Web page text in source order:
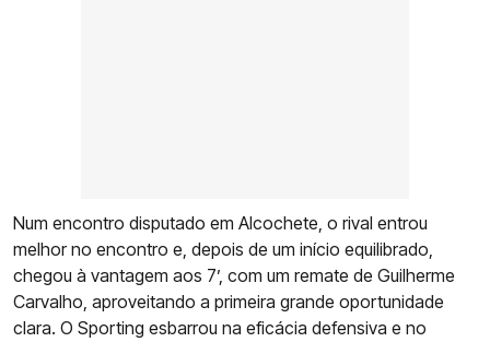
Num encontro disputado em Alcochete, o rival entrou
melhor no encontro e, depois de um início equilibrado,
chegou à vantagem aos 7’, com um remate de Guilherme
Carvalho, aproveitando a primeira grande oportunidade
clara. O Sporting esbarrou na eficácia defensiva e no